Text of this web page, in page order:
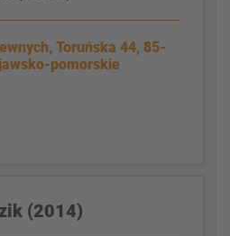
Toruńska 44, 85-
pomorskie
(2014)